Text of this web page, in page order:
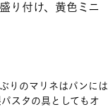
り付け、黄色ミニ
りのマリネはパンには
スタの具としてもオ